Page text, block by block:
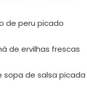
de peru picado
de ervilhas frescas
sopa de salsa picada